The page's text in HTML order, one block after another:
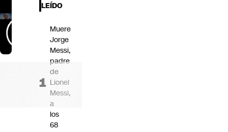
LEÍDO
Muere
Jorge
Messi,
padre
de
Lionel
Messi,
a
los
68